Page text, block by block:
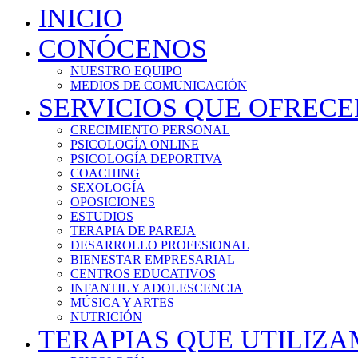
INICIO
CONÓCENOS
NUESTRO EQUIPO
MEDIOS DE COMUNICACIÓN
SERVICIOS QUE
CRECIMIENTO PERSONAL
PSICOLOGÍA ONLINE
PSICOLOGÍA DEPORTIVA
COACHING
SEXOLOGÍA
OPOSICIONES
ESTUDIOS
TERAPIA DE PAREJA
DESARROLLO PROFESIONAL
BIENESTAR EMPRESARIAL
CENTROS EDUCATIVOS
INFANTIL Y ADOLESCENCIA
MÚSICA Y ARTES
NUTRICIÓN
TERAPIAS QUE